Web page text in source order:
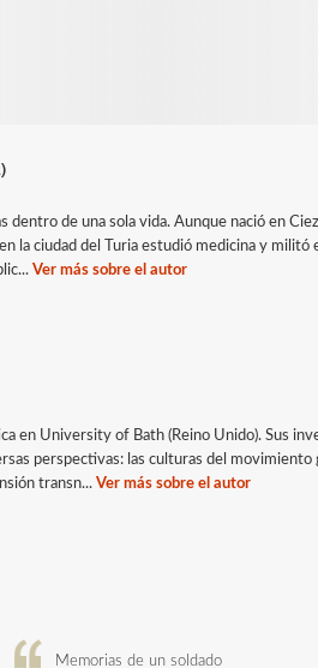
dentro de una sola vida. Aunque nació en
la ciudad del Turia estudió medicina y militó
Ver más sobre el autor
en University of Bath (Reino Unido). Sus
perspectivas: las culturas del
transn...Ver más sobre el autor
Memorias de un soldado